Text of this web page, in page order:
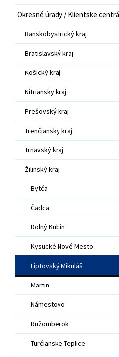
Okresné úrady / Klientske centrá
Banskobystrický kraj
Bratislavský kraj
Košický kraj
Nitriansky kraj
Prešovský kraj
Trenčiansky kraj
Trnavský kraj
Žilinský kraj
Bytča
Čadca
Dolný Kubín
Kysucké Nové Mesto
Liptovský Mikuláš
Martin
Námestovo
Ružomberok
Turčianske Teplice